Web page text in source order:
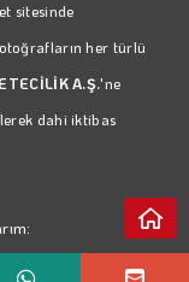
sitesinde
her türlü
A.Ş.'ne
dahi iktibas